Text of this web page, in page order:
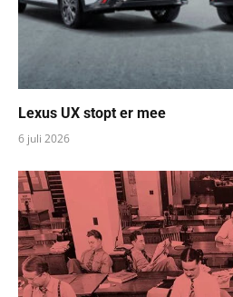
Lexus UX stopt er mee
6 juli 2026